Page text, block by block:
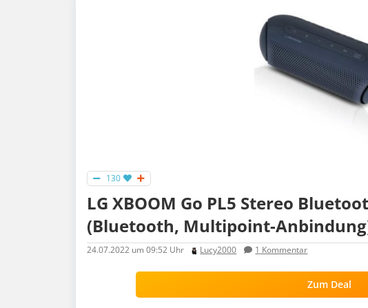
130
LG XBOOM Go PL5 Stereo
(Bluetooth, Multipoint-
24.07.2022 um 09:52 Uhr Lucy2000 1 Kommentar
Zum Deal